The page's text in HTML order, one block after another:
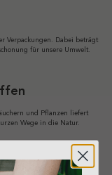
Verpackungen. Dabei beträgt
für unsere Umwelt.
und Pflanzen liefert
Wege in die Natur.